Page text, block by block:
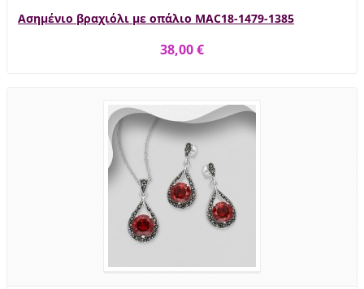
Ασημένιο βραχιόλι με οπάλιο MAC18-1479-1385
38,00 €